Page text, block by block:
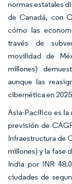
normas estatales
de Canadá, con
cómo las
través de
movilidad de
millones)
aunque las
cibernética en
Asia-Pacífico es
previsión de
Infraestructura de
millones) y la fase
India por INR
ciudades de